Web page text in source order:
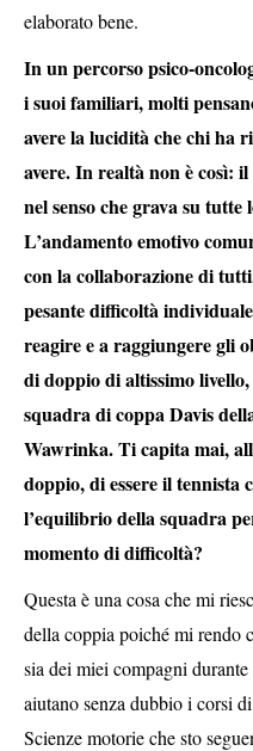
elaborato bene.
In un percorso psico-
i suoi familiari, molti
avere la lucidità che chi ha
avere. In realtà non è così:
nel senso che grava su
L’andamento emotivo
con la collaborazione di
pesante difficoltà
reagire e a raggiungere gli
di doppio di altissimo
squadra di coppa Davis
Wawrinka. Ti capita mai,
doppio, di essere il tennista
l’equilibrio della squadra
momento di difficoltà?
Questa è una cosa che mi
della coppia poiché mi rendo
sia dei miei compagni
aiutano senza dubbio i corsi
Scienze motorie che sto